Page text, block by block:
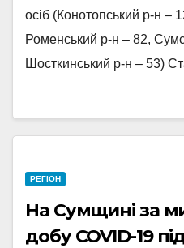
осіб (Конотопський р-н –
Роменський р-н – 82,
Шосткинський р-н – 53)
РЕГІОН
На Сумщині за
добу COVID-19